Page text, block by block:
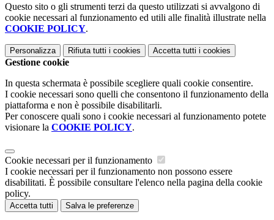
Questo sito o gli strumenti terzi da questo utilizzati si avvalgono di
cookie necessari al funzionamento ed utili alle finalità illustrate nella
COOKIE POLICY.
Personalizza Rifiuta tutti i cookies Accetta tutti i cookies
Gestione cookie
In questa schermata è possibile scegliere quali cookie consentire.
I cookie necessari sono quelli che consentono il funzionamento della
piattaforma e non è possibile disabilitarli.
Per conoscere quali sono i cookie necessari al funzionamento potete
visionare la COOKIE POLICY.
Cookie necessari per il funzionamento
I cookie necessari per il funzionamento non possono essere
disabilitati. È possibile consultare l'elenco nella pagina della cookie
policy.
Accetta tutti Salva le preferenze